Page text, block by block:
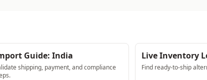
Guide: India
shipping, payment, and compliance
Live Inventory
Find ready-to-ship